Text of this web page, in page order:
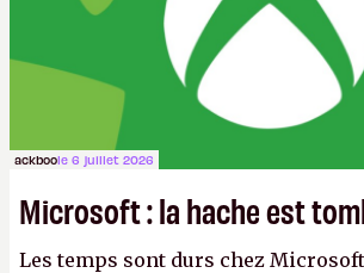
ackboole 6 juillet 2026
Microsoft : la hache est
Les temps sont durs chez